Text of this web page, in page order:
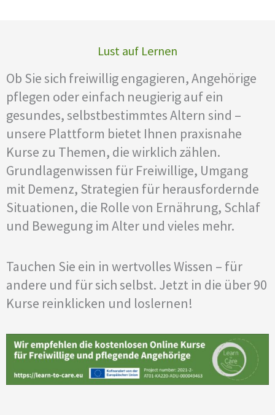
Lust auf Lernen
Ob Sie sich freiwillig engagieren, Angehörige
pflegen oder einfach neugierig auf ein
gesundes, selbstbestimmtes Altern sind –
unsere Plattform bietet Ihnen praxisnahe
Kurse zu Themen, die wirklich zählen.
Grundlagenwissen für Freiwillige, Umgang
mit Demenz, Strategien für herausfordernde
Situationen, die Rolle von Ernährung, Schlaf
und Bewegung im Alter und vieles mehr.
Tauchen Sie ein in wertvolles Wissen – für
andere und für sich selbst. Jetzt in die über 90
Kurse reinklicken und loslernen!